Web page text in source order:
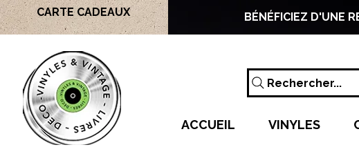
CARTE CADEAUX BÉNÉFICIEZ D'UNE
Rechercher...
ACCUEIL VINYLES